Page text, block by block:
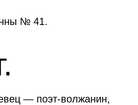
№ 41.
— поэт-волжанин,